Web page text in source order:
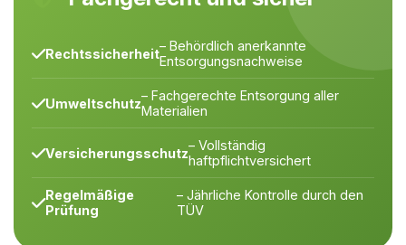
Rechtssicherheit– Behördlich anerkannte
Entsorgungsnachweise
Umweltschutz– Fachgerechte Entsorgung aller
Materialien
Versicherungsschutz– Vollständig
haftpflichtversichert
Regelmäßige
Prüfung
– Jährliche Kontrolle durch den
TÜV